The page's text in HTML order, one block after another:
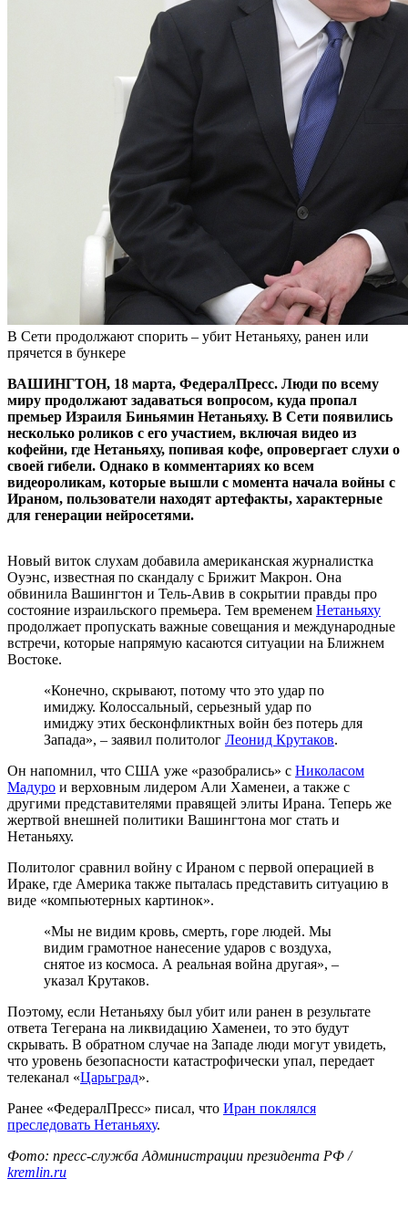
В Сети продолжают спорить – убит Нетаньяху, ранен или
прячется в бункере
ВАШИНГТОН, 18 марта, ФедералПресс. Люди по всему
миру продолжают задаваться вопросом, куда пропал
премьер Израиля Биньямин Нетаньяху. В Сети появились
несколько роликов с его участием, включая видео из
кофейни, где Нетаньяху, попивая кофе, опровергает слухи о
своей гибели. Однако в комментариях ко всем
видеороликам, которые вышли с момента начала войны с
Ираном, пользователи находят артефакты, характерные
для генерации нейросетями.
Новый виток слухам добавила американская журналистка
Оуэнс, известная по скандалу с Брижит Макрон. Она
обвинила Вашингтон и Тель-Авив в сокрытии правды про
состояние израильского премьера. Тем временем Нетаньяху
продолжает пропускать важные совещания и международные
встречи, которые напрямую касаются ситуации на Ближнем
Востоке.
«Конечно, скрывают, потому что это удар по
имиджу. Колоссальный, серьезный удар по
имиджу этих бесконфликтных войн без потерь для
Запада», – заявил политолог Леонид Крутаков.
Он напомнил, что США уже «разобрались» с Николасом
Мадуро и верховным лидером Али Хаменеи, а также с
другими представителями правящей элиты Ирана. Теперь же
жертвой внешней политики Вашингтона мог стать и
Нетаньяху.
Политолог сравнил войну с Ираном с первой операцией в
Ираке, где Америка также пыталась представить ситуацию в
виде «компьютерных картинок».
«Мы не видим кровь, смерть, горе людей. Мы
видим грамотное нанесение ударов с воздуха,
снятое из космоса. А реальная война другая», –
указал Крутаков.
Поэтому, если Нетаньяху был убит или ранен в результате
ответа Тегерана на ликвидацию Хаменеи, то это будут
скрывать. В обратном случае на Западе люди могут увидеть,
что уровень безопасности катастрофически упал, передает
телеканал «Царьград».
Ранее «ФедералПресс» писал, что Иран поклялся
преследовать Нетаньяху.
Фото: пресс-служба Администрации президента РФ /
kremlin.ru